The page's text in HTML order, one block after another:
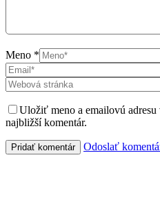
Meno *
Uložiť meno a emailovú adresu
najbližší komentár.
Odoslať